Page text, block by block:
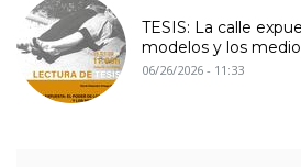
TESIS: La calle
modelos y los
06/26/2026 - 11:33